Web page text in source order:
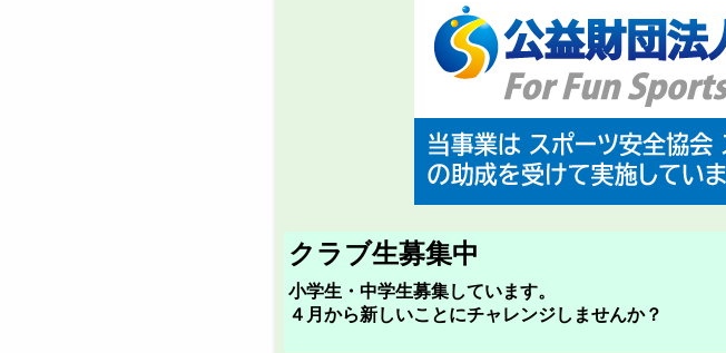
クラブ生募集中
小学生・中学生募集しています。
４月から新しいことにチャレンジしませんか？